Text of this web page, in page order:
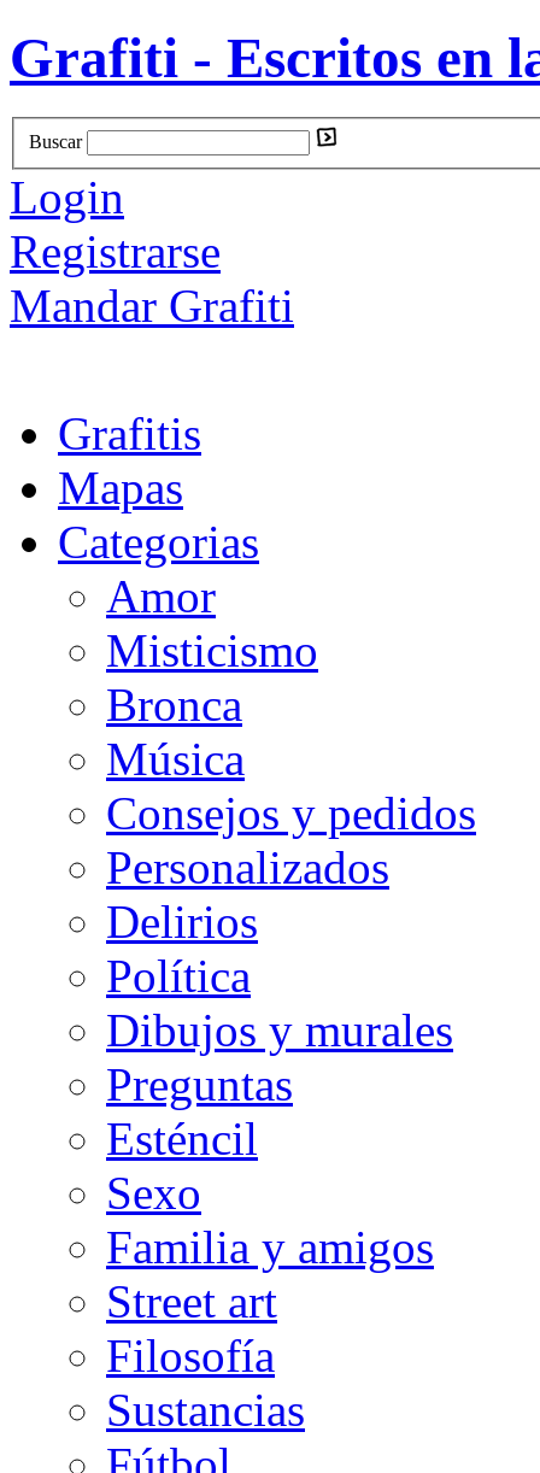
Grafiti - Escritos en
Buscar
Login
Registrarse
Mandar Grafiti
Grafitis
Mapas
Categorias
Amor
Misticismo
Bronca
Música
Consejos y pedidos
Personalizados
Delirios
Política
Dibujos y murales
Preguntas
Esténcil
Sexo
Familia y amigos
Street art
Filosofía
Sustancias